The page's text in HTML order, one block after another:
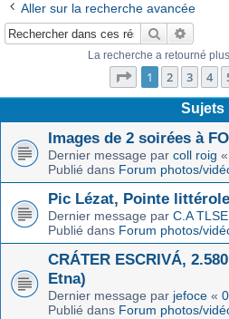
Aller sur la recherche avancée
Rechercher
La recherche a retourné
Page 1sur20
1 2 3 4
Sujets
Images de 2 soirées à
Dernier message par coll roig «
Publié dans Forum photos/
Pic Lézat, Pointe
Dernier message par C.A TLSE
Publié dans Forum photos/
CRÁTER ESCRIVÁ,
Etna)
Dernier message par jefoce «
Publié dans Forum photos/